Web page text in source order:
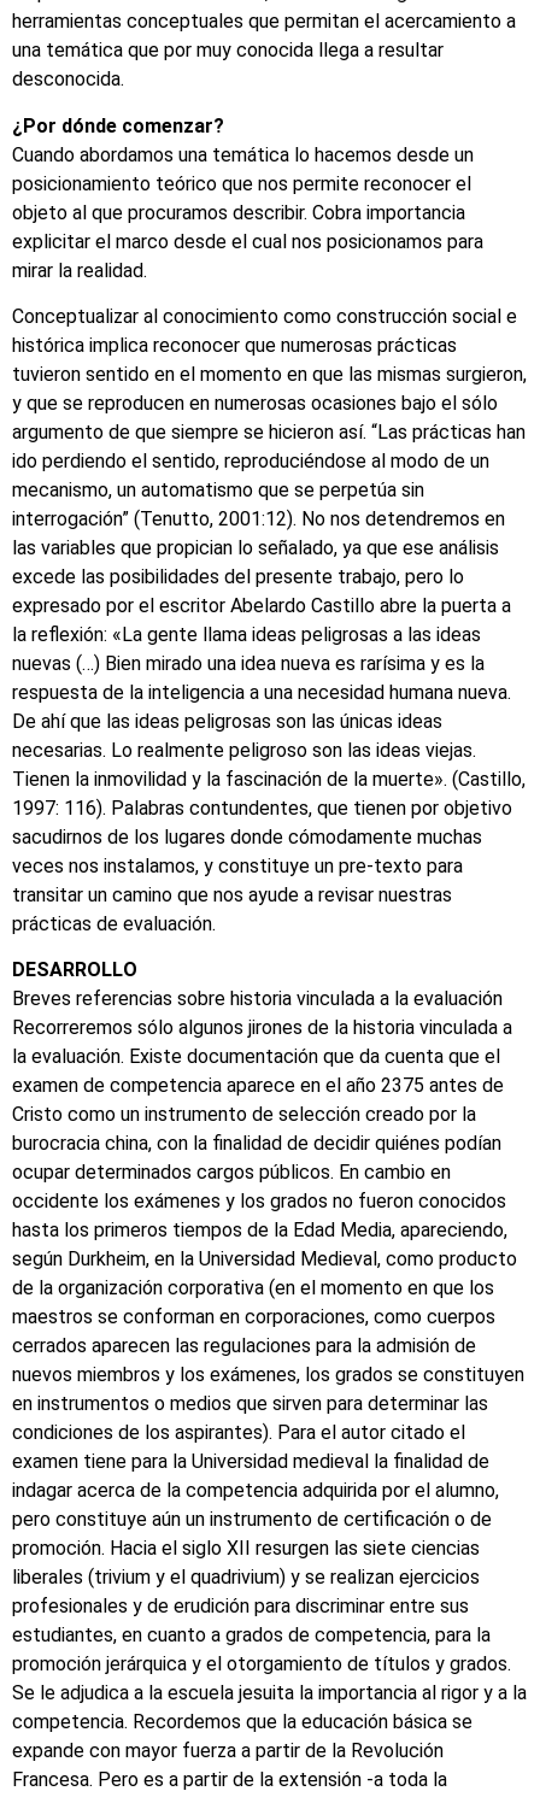
herramientas conceptuales que permitan el acercamiento a
una temática que por muy conocida llega a resultar
desconocida.
¿Por dónde comenzar?
Cuando abordamos una temática lo hacemos desde un
posicionamiento teórico que nos permite reconocer el
objeto al que procuramos describir. Cobra importancia
explicitar el marco desde el cual nos posicionamos para
mirar la realidad.
Conceptualizar al conocimiento como construcción social e
histórica implica reconocer que numerosas prácticas
tuvieron sentido en el momento en que las mismas surgieron,
y que se reproducen en numerosas ocasiones bajo el sólo
argumento de que siempre se hicieron así. “Las prácticas han
ido perdiendo el sentido, reproduciéndose al modo de un
mecanismo, un automatismo que se perpetúa sin
interrogación” (Tenutto, 2001:12). No nos detendremos en
las variables que propician lo señalado, ya que ese análisis
excede las posibilidades del presente trabajo, pero lo
expresado por el escritor Abelardo Castillo abre la puerta a
la reflexión: «La gente llama ideas peligrosas a las ideas
nuevas (…) Bien mirado una idea nueva es rarísima y es la
respuesta de la inteligencia a una necesidad humana nueva.
De ahí que las ideas peligrosas son las únicas ideas
necesarias. Lo realmente peligroso son las ideas viejas.
Tienen la inmovilidad y la fascinación de la muerte». (Castillo,
1997: 116). Palabras contundentes, que tienen por objetivo
sacudirnos de los lugares donde cómodamente muchas
veces nos instalamos, y constituye un pre-texto para
transitar un camino que nos ayude a revisar nuestras
prácticas de evaluación.
DESARROLLO
Breves referencias sobre historia vinculada a la evaluación
Recorreremos sólo algunos jirones de la historia vinculada a
la evaluación. Existe documentación que da cuenta que el
examen de competencia aparece en el año 2375 antes de
Cristo como un instrumento de selección creado por la
burocracia china, con la finalidad de decidir quiénes podían
ocupar determinados cargos públicos. En cambio en
occidente los exámenes y los grados no fueron conocidos
hasta los primeros tiempos de la Edad Media, apareciendo,
según Durkheim, en la Universidad Medieval, como producto
de la organización corporativa (en el momento en que los
maestros se conforman en corporaciones, como cuerpos
cerrados aparecen las regulaciones para la admisión de
nuevos miembros y los exámenes, los grados se constituyen
en instrumentos o medios que sirven para determinar las
condiciones de los aspirantes). Para el autor citado el
examen tiene para la Universidad medieval la finalidad de
indagar acerca de la competencia adquirida por el alumno,
pero constituye aún un instrumento de certificación o de
promoción. Hacia el siglo XII resurgen las siete ciencias
liberales (trivium y el quadrivium) y se realizan ejercicios
profesionales y de erudición para discriminar entre sus
estudiantes, en cuanto a grados de competencia, para la
promoción jerárquica y el otorgamiento de títulos y grados.
Se le adjudica a la escuela jesuita la importancia al rigor y a la
competencia. Recordemos que la educación básica se
expande con mayor fuerza a partir de la Revolución
Francesa. Pero es a partir de la extensión -a toda la